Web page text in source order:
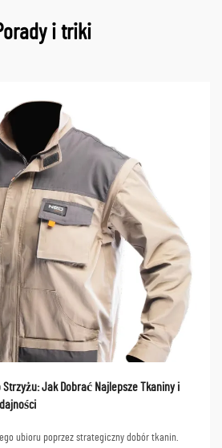
i triki
Strzyżu: Jak Dobrać Najlepsze Tkaniny i
ubioru poprzez strategiczny dobór tkanin.